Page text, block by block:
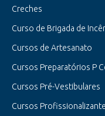
Creches
Curso de Brigada de
Cursos de Artesanato
Cursos Preparatórios P
Cursos Pré-Vestibulares
Cursos